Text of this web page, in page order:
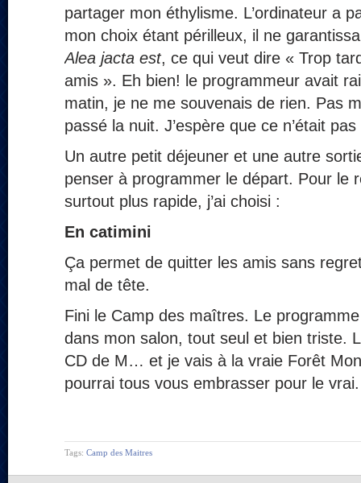
partager mon éthylisme. L’ordinateur a
mon choix étant périlleux, il ne
Alea jacta est, ce qui veut dire « Trop
amis ». Eh bien! le programmeur avait
matin, je ne me souvenais de rien. Pas
passé la nuit. J’espère que ce n’était
Un autre petit déjeuner et une autre
penser à programmer le départ. Pour le
surtout plus rapide, j’ai choisi :
En catimini
Ça permet de quitter les amis sans
mal de tête.
Fini le Camp des maîtres. Le
dans mon salon, tout seul et bien triste.
CD de M… et je vais à la vraie Forêt
pourrai tous vous embrasser pour le vrai.
Tags: Camp des Maitres